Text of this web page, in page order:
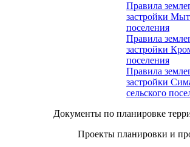
Правила
застройки
поселения
Правила
застройки
поселения
Правила
застройки
сельского
Документы по планировке
Проекты планировки и